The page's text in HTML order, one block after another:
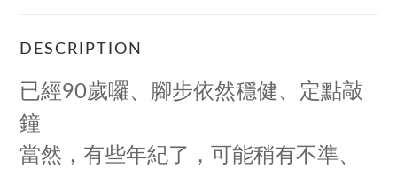
DESCRIPTION
已經90歲囉、腳步依然穩健、定點敲
鐘
當然，有些年紀了，可能稍有不準、